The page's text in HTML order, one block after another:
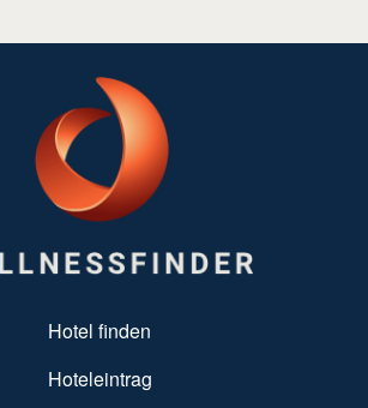
Hotel finden
Hoteleintrag